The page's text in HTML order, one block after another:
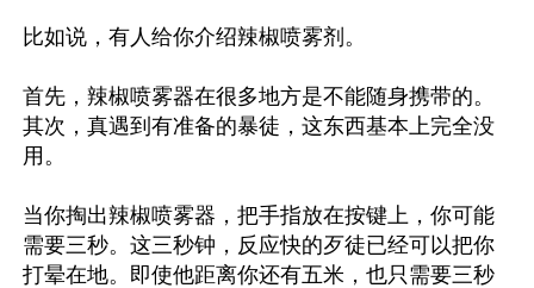
比如说，有人给你介绍辣椒喷雾剂。
首先，辣椒喷雾器在很多地方是不能随身携带的。
其次，真遇到有准备的暴徒，这东西基本上完全没
用。
当你掏出辣椒喷雾器，把手指放在按键上，你可能
需要三秒。这三秒钟，反应快的歹徒已经可以把你
打晕在地。即使他距离你还有五米，也只需要三秒